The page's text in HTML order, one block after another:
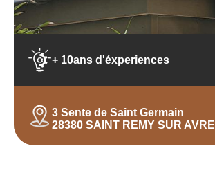
+ 10ans d'éxperiences
3 Sente de Saint Germain
28380 SAINT REMY SUR AVRE